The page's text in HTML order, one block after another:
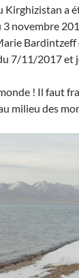
Kirghizistan a
3 novembre
Bardintzeff
7/11/2017 et
! Il faut
milieu des